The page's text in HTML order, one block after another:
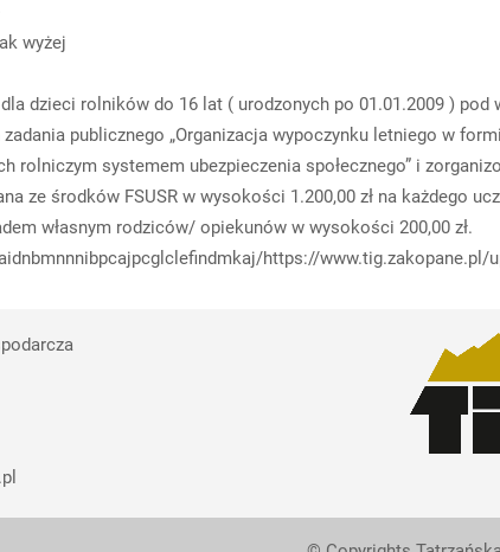
wyżej
dzieci rolników do 16 lat ( urodzonych po 01.01.2009 )
publicznego „Organizacja wypoczynku letniego w
rolniczym systemem ubezpieczenia społecznego” i
ze środków FSUSR w wysokości 1.200,00 zł na każdego
własnym rodziców/ opiekunów w wysokości 200,00 zł.
https://www.tig.zakopane.pl/